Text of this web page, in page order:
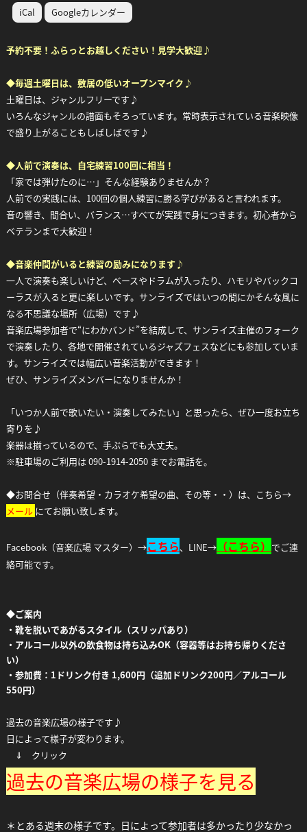
iCal Googleカレンダー
予約不要！ふらっとお越しください！見学大歓迎♪
◆毎週土曜日は、敷居の低いオープンマイク♪
土曜日は、ジャンルフリーです♪
いろんなジャンルの譜面もそろっています。常時表示されている音楽映像
で盛り上がることもしばしばです♪
◆人前で演奏は、自宅練習100回に相当！
「家では弾けたのに…」そんな経験ありませんか？
人前での実践には、100回の個人練習に勝る学びがあると言われます。
音の響き、間合い、バランス…すべてが実践で身につきます。初心者から
ベテランまで大歓迎！
◆音楽仲間がいると練習の励みになります♪
一人で演奏も楽しいけど、ベースやドラムが入ったり、ハモリやバックコ
ーラスが入ると更に楽しいです。サンライズではいつの間にかそんな風に
なる不思議な場所（広場）です♪
音楽広場参加者で“にわかバンド”を結成して、サンライズ主催のフォーク
で演奏したり、各地で開催されているジャズフェスなどにも参加していま
す。サンライズでは幅広い音楽活動ができます！
ぜひ、サンライズメンバーになりませんか！
「いつか人前で歌いたい・演奏してみたい」と思ったら、ぜひ一度お立ち
寄りを♪
楽器は揃っているので、手ぶらでも大丈夫。
※駐車場のご利用は 090-1914-2050 までお電話を。
◆お問合せ（伴奏希望・カラオケ希望の曲、その等・・）は、こちら→
メール にてお願い致します。
Facebook（音楽広場 マスター）→こちら、LINE→（こちら） でご連
絡可能です。
◆ご案内
・靴を脱いであがるスタイル（スリッパあり）
・アルコール以外の飲食物は持ち込みOK（容器等はお持ち帰りくださ
い）
・参加費：1ドリンク付き 1,600円（追加ドリンク200円／アルコール
550円）
過去の音楽広場の様子です♪
日によって様子が変わります。
⇓ クリック
過去の音楽広場の様子を見る
＊とある週末の様子です。日によって参加者は多かったり少なかっ